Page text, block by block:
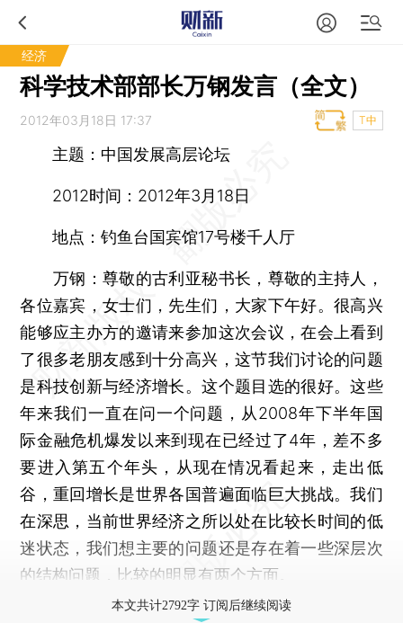
经济
科学技术部部长万钢发言（全文）
2012年03月18日 17:37 T中
主题：中国发展高层论坛
2012时间：2012年3月18日
地点：钓鱼台国宾馆17号楼千人厅
万钢：尊敬的古利亚秘书长，尊敬的主持人，
各位嘉宾，女士们，先生们，大家下午好。很高兴
能够应主办方的邀请来参加这次会议，在会上看到
了很多老朋友感到十分高兴，这节我们讨论的问题
是科技创新与经济增长。这个题目选的很好。这些
年来我们一直在问一个问题，从2008年下半年国
际金融危机爆发以来到现在已经过了4年，差不多
要进入第五个年头，从现在情况看起来，走出低
谷，重回增长是世界各国普遍面临巨大挑战。我们
在深思，当前世界经济之所以处在比较长时间的低
迷状态，我们想主要的问题还是存在着一些深层次
的结构问题，比较的明显有两个方面。
本文共计2792字 订阅后继续阅读